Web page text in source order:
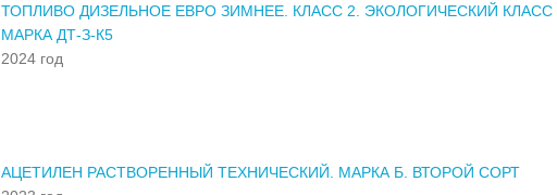
ТОПЛИВО ДИЗЕЛЬНОЕ ЕВРО ЗИМНЕЕ. КЛАСС 2. ЭКОЛОГИЧЕСКИЙ КЛАСС
МАРКА ДТ-З-К5
2024 год
АЦЕТИЛЕН РАСТВОРЕННЫЙ ТЕХНИЧЕСКИЙ. МАРКА Б. ВТОРОЙ СОРТ